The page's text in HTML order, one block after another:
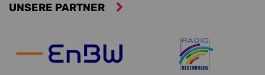
UNSERE PARTNER